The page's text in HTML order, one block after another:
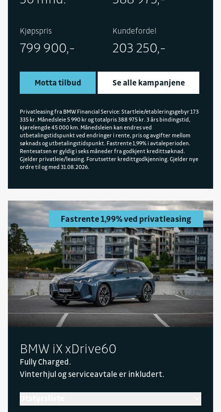
Kjøpspris
799 900,-
Kundefordel
203 250,-
Motta tilbud Se alle kampanjene
Privatleasing fra BMW Financial Service: Startleie/etableringsgebyr 173
335 kr. Månedsleie 5 990 kr og totalpris 388 975 kr. 3 års bindingstid,
kjørelengde 45 000 km. Månedsleien kan endres ved
utbetalingstidspunkt ved endringer i rente, pris og avgifter mellom
søknads og utbetalingstidspunkt. Fastrente 1,99% i avtaleperioden.
Rentesatsen er gyldig i seks måneder fra godkjent kredittsøknad.
Gjelder privatleie/leasing. Forutsetter kredittgodkjenning. Gjelder nye
ordre til og med 31.08.2026.
Fastrente 1,99% ved privatleasing
BMW iX xDrive60
Fully Charged.
Vinterhjul og serviceavtale er inkludert.